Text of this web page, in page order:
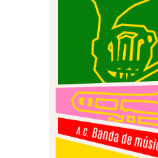
de Teruel no para,
invitaros, junto a la...